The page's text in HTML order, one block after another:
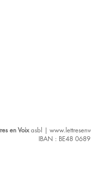
en Voixasbl |
IBAN : BE48